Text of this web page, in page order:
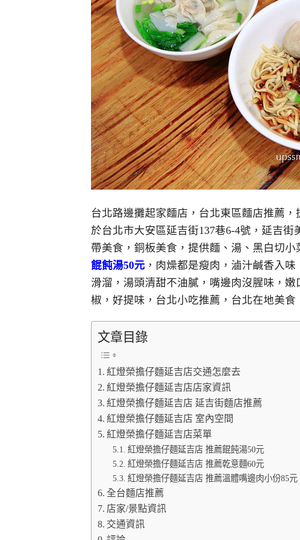
台北路邊攤起家麵店，台北東區麵店推薦，
於台北市大安區延吉街137巷6-4號 ，延吉
帶美食，銅板美食，提供麵、湯、黑白切小
餛飩湯50元 ，肉燥都是瘦肉，滷汁鹹香入
滑溜，湯頭清甜不油膩，嘴邊肉沒腥味，
椒，好提味，台北小吃推薦，台北在地美食
文章目錄
紅燈榮擔仔麵延吉店交通怎麼去
紅燈榮擔仔麵延吉店店家資訊
紅燈榮擔仔麵延吉店 延吉街麵店推薦
紅燈榮擔仔麵延吉店 室內空間
紅燈榮擔仔麵延吉店菜單
紅燈榮擔仔麵延吉店 推薦餛飩湯50元
紅燈榮擔仔麵延吉店 推薦乾意麵60元
紅燈榮擔仔麵延吉店 推薦溫體嘴邊肉小份85元
全台麵店推薦
店家/景點資訊
交通資訊